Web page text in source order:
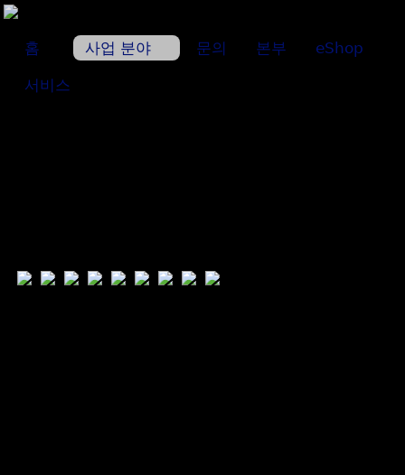
홈 사업 분야 문의 본부 eShop
서비스